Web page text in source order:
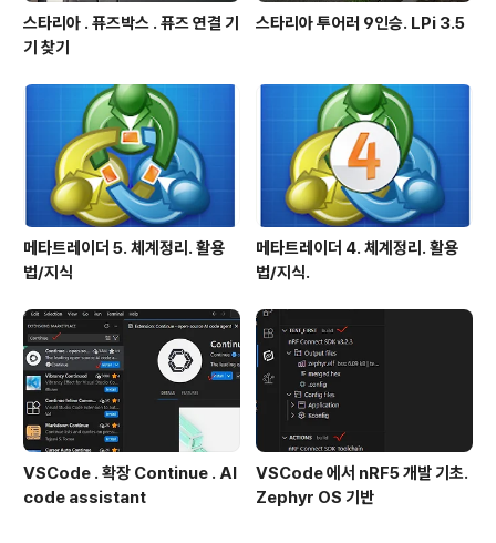
스타리아 . 퓨즈박스 . 퓨즈 연결 기
기 찾기
스타리아 투어러 9인승. LPi 3.5
메타트레이더 5. 체계정리. 활용
법/지식
메타트레이더 4. 체계정리. 활용
법/지식.
VSCode . 확장 Continue . AI
code assistant
VSCode 에서 nRF5 개발 기초.
Zephyr OS 기반